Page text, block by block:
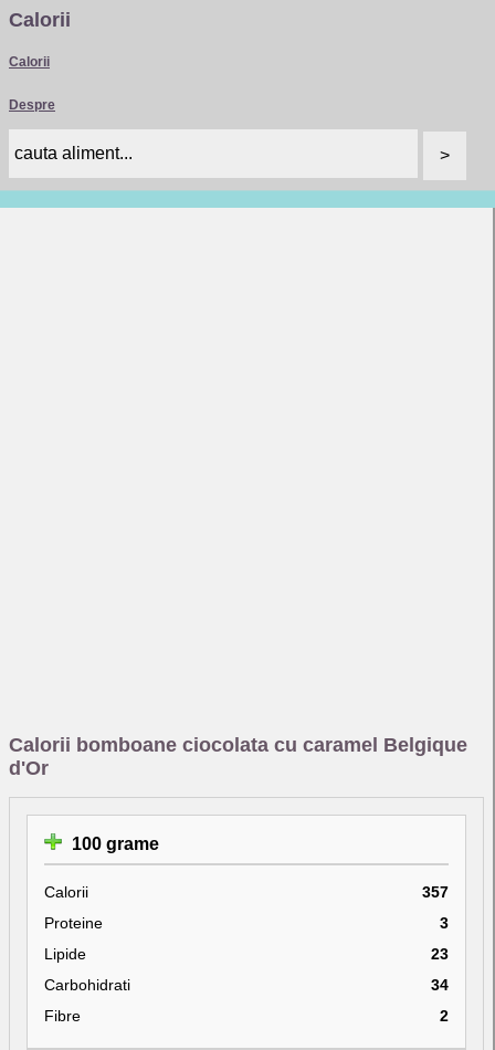
Calorii
Calorii
Despre
Calorii bomboane ciocolata cu caramel Belgique
d'Or
100 grame
Calorii
357
Proteine
3
Lipide
23
Carbohidrati
34
Fibre
2